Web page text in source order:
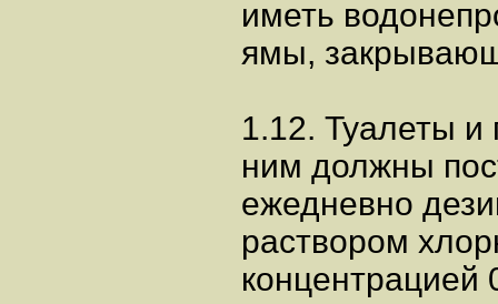
иметь
ямы,
1.12. Туалеты и
ним должны
ежедневно
раствором
концентрацией